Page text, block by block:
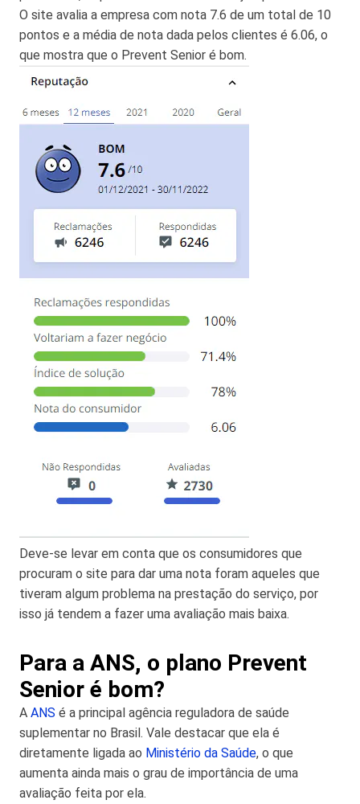
O site avalia a empresa com nota 7.6 de um total de 10
pontos e a média de nota dada pelos clientes é 6.06, o
que mostra que o Prevent Senior é bom.
Deve-se levar em conta que os consumidores que
procuram o site para dar uma nota foram aqueles que
tiveram algum problema na prestação do serviço, por
isso já tendem a fazer uma avaliação mais baixa.
Para a ANS, o plano Prevent
Senior é bom?
A ANS é a principal agência reguladora de saúde
suplementar no Brasil. Vale destacar que ela é
diretamente ligada ao Ministério da Saúde, o que
aumenta ainda mais o grau de importância de uma
avaliação feita por ela.